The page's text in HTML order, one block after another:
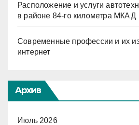
Расположение и услуги
в районе 84-го километра МКАД
Современные профессии и их
интернет
Архив
Июль 2026